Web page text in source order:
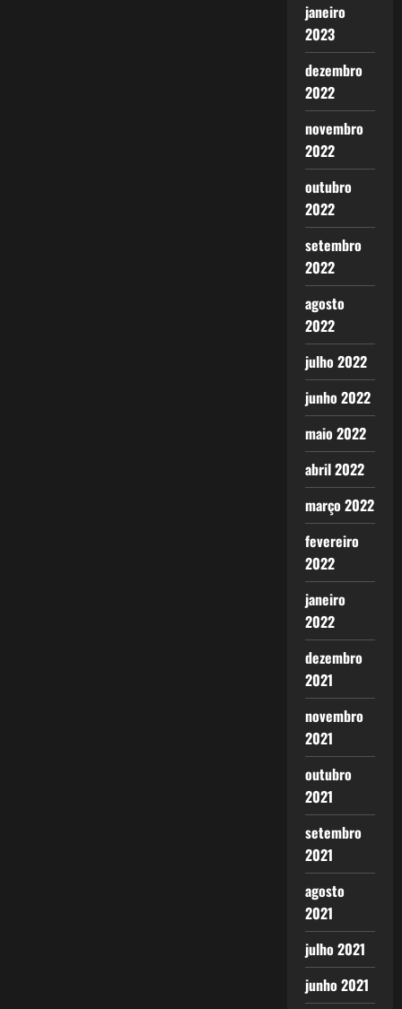
janeiro
2023
dezembro
2022
novembro
2022
outubro
2022
setembro
2022
agosto
2022
julho 2022
junho 2022
maio 2022
abril 2022
março 2022
fevereiro
2022
janeiro
2022
dezembro
2021
novembro
2021
outubro
2021
setembro
2021
agosto
2021
julho 2021
junho 2021